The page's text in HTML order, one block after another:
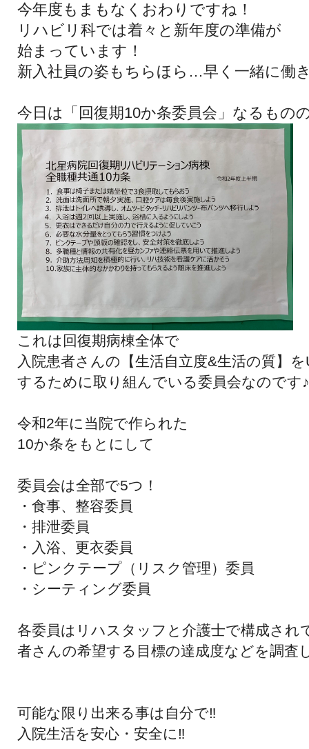
今年度もまもなくおわりですね！
リハビリ科では着々と新年度の準備が
始まっています！
新入社員の姿もちらほら…早く一緒に働
今日は「回復期10か条委員会」なるもの
これは回復期病棟全体で
入院患者さんの【生活自立度&生活の質】を
するために取り組んでいる委員会なのです♪
令和2年に当院で作られた
10か条をもとにして
委員会は全部で5つ！
・食事、整容委員
・排泄委員
・入浴、更衣委員
・ピンクテープ（リスク管理）委員
・シーティング委員
各委員はリハスタッフと介護士で構成され
者さんの希望する目標の達成度などを調査
可能な限り出来る事は自分で‼︎
入院生活を安心・安全に‼︎